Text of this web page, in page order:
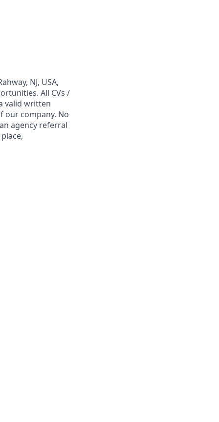
NJ, USA,
All CVs /
valid written
our company. No
agency referral